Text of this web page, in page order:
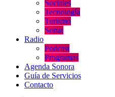
Sociales
Tecnología
Turismo
Sonar
Radio
Podcast
Programas
Agenda Sonora
Guía de Servicios
Contacto